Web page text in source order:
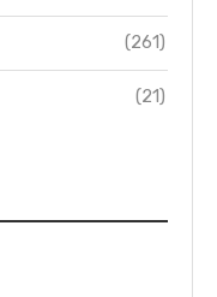
(261)
(21)